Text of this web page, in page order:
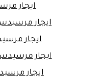
ايجار
ايجار
ايجار
ايجار
ايجار